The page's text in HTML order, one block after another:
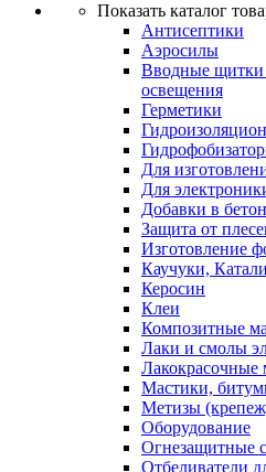
Показать каталог
Антисептики
Аэросилы
Вводные щитки
освещения
Герметики
Для
Для
Добавки в бетон
Защита от
Изготовление
Каучуки,
Керосин
Клеи
Композитные
Лаки и смолы
Лакокрасочные
Мастики,
Метизы
Оборудование
Огнезащитные
Отбеливатели